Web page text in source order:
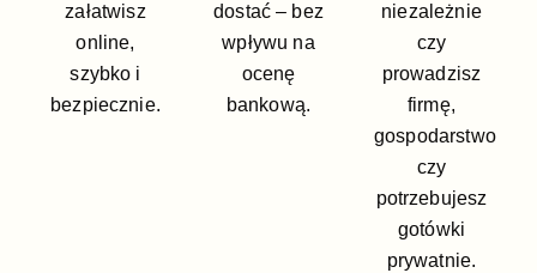
załatwisz
online,
szybko i
bezpiecznie.
dostać – bez
wpływu na
ocenę
bankową.
niezależnie
czy
prowadzisz
firmę,
gospodarstwo
czy
potrzebujesz
gotówki
prywatnie.